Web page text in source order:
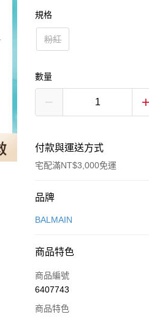
規格
粉紅
數量
付款與運送方式
宅配滿NT$3,000免運
付款方式
信用卡一次付款
街口支付
悠遊付
品牌
BALMAIN
商品特色
商品編號
6407743
商品特色